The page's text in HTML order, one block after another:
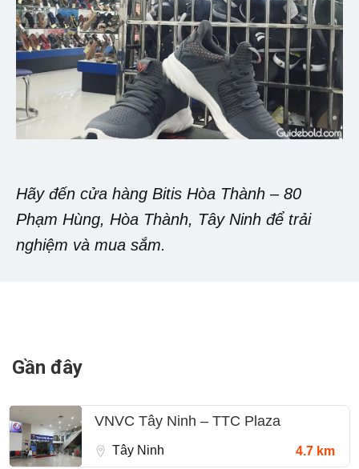
Hãy đến cửa hàng Bitis Hòa Thành – 80
Phạm Hùng, Hòa Thành, Tây Ninh để trải
nghiệm và mua sắm.
Gần đây
VNVC Tây Ninh – TTC Plaza
Tây Ninh 4.7 km